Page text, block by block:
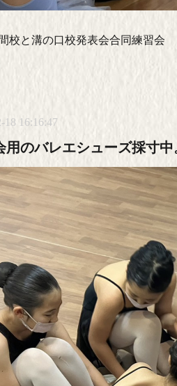
校と溝の口校発表会合同練習会
18 16:16:47
用のバレエシューズ採寸中